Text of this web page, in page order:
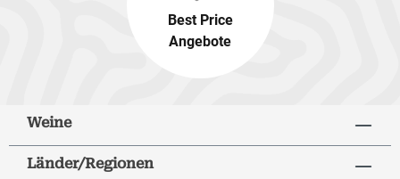
Best Price
Angebote
Weine
Länder/Regionen